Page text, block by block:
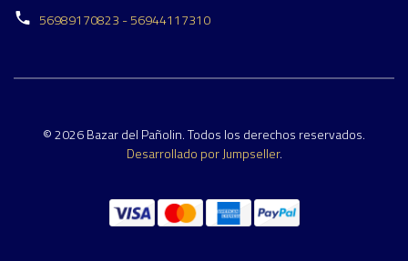
56989170823 - 56944117310
© 2026 Bazar del Pañolin. Todos los derechos reservados.
Desarrollado por Jumpseller.